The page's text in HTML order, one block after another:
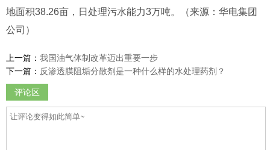
地面积38.26亩，日处理污水能力3万吨。（来源：华电集团
公司）
上一篇： 我国油气体制改革迈出重要一步
下一篇： 反渗透膜阻垢分散剂是一种什么样的水处理药剂？
评论区